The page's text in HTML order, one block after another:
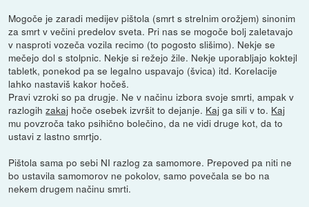
Mogoče je zaradi medijev pištola (smrt s strelnim orožjem) sinonim
za smrt v večini predelov sveta. Pri nas se mogoče bolj zaletavajo
v nasproti vozeča vozila recimo (to pogosto slišimo). Nekje se
mečejo dol s stolpnic. Nekje si režejo žile. Nekje uporabljajo koktejl
tabletk, ponekod pa se legalno uspavajo (švica) itd. Korelacije
lahko nastaviš kakor hočeš.
Pravi vzroki so pa drugje. Ne v načinu izbora svoje smrti, ampak v
razlogihzakaj hoče osebek izvršit to dejanje. Kaj ga sili v to. Kaj
mu povzroča tako psihično bolečino, da ne vidi druge kot, da to
ustavi z lastno smrtjo.
Pištola sama po sebi NI razlog za samomore. Prepoved pa niti ne
bo ustavila samomorov ne pokolov, samo povečala se bo na
nekem drugem načinu smrti.